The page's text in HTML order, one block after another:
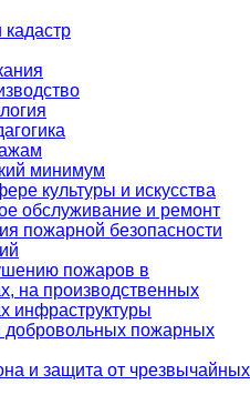
кадастр
минимум
культуры и искусства
обслуживание и ремонт
пожарной безопасности
пожаров в
на производственных
инфраструктуры
добровольных пожарных
и защита от чрезвычайных